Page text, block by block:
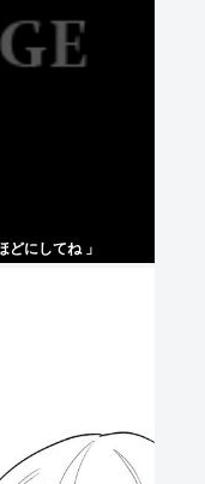
にしてね 」